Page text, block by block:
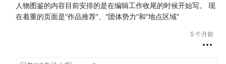
人物图鉴的内容目前安排的是在编辑工作收尾的时候开始写。 现
在着重的页面是“作品推荐”、“团体势力”和“地点区域”
5 个月前